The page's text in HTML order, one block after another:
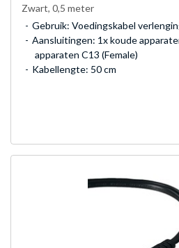
Zwart, 0,5 meter
Gebruik: Voedingskabel
Aansluitingen: 1x koude
apparaten C13 (Female)
Kabellengte: 50 cm